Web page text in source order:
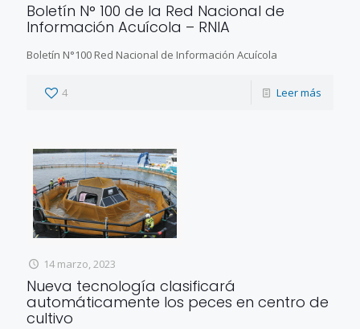
Boletín N° 100 de la Red Nacional de
Información Acuícola – RNIA
Boletín N°100 Red Nacional de Información Acuícola
4 Leer más
14 marzo, 2023
Nueva tecnología clasificará
automáticamente los peces en centro de
cultivo